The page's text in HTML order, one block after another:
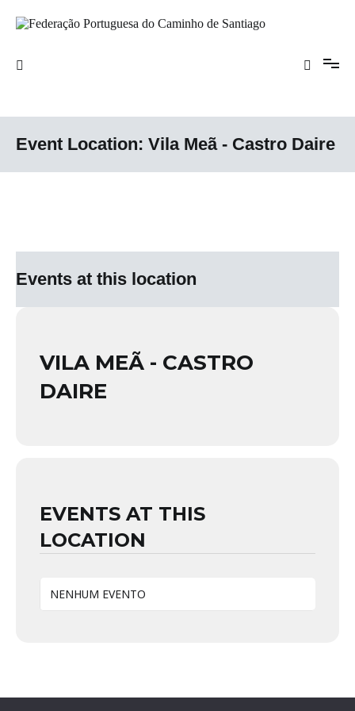
para
Santiago
Event Location: Vila Meã - Castro Daire
Events at this location
VILA MEÃ - CASTRO
DAIRE
EVENTS AT THIS
LOCATION
NENHUM EVENTO